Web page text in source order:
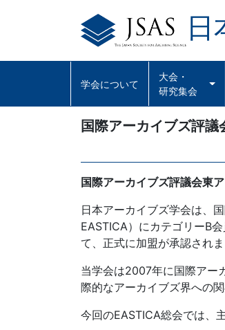
日
学会について
大会・
研究集会
国際アーカイブズ評
国際アーカイブズ評議会東
日本アーカイブズ学会は、
EASTICA）にカテゴリーB
て、正式に加盟が承認されま
当学会は2007年に国際アー
際的なアーカイブズ界への
今回のEASTICA総会では、